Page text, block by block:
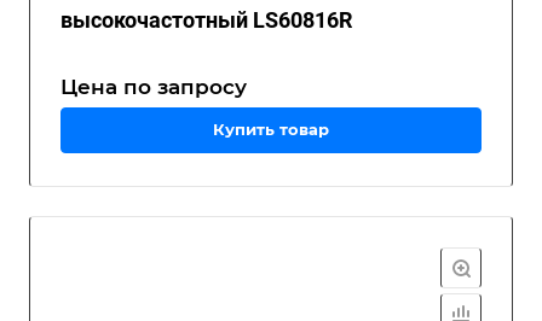
высокочастотный LS60816R
Цена по запросу
Купить товар